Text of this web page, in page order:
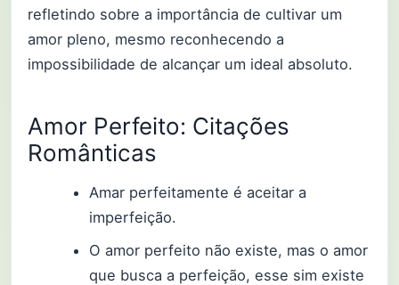
refletindo sobre a importância de cultivar um
amor pleno, mesmo reconhecendo a
impossibilidade de alcançar um ideal absoluto.
Amor Perfeito: Citações
Românticas
Amar perfeitamente é aceitar a
imperfeição.
O amor perfeito não existe, mas o amor
que busca a perfeição, esse sim existe